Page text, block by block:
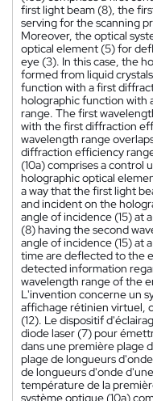
first light beam (8), the
serving for the scanning
Moreover, the optical
optical element (5) for
eye (3). In this case, the
formed from liquid
function with a first
holographic function with
range. The first
with the first diffraction
wavelength range
diffraction efficiency
(10a) comprises a control
holographic optical
a way that the first light
and incident on the
angle of incidence (15) at
(8) having the second
angle of incidence (15) at
time are deflected to the
detected information
wavelength range of the
L'invention concerne un
affichage rétinien virtuel,
(12). Le dispositif
diode laser (7) pour
dans une première plage
plage de longueurs
de longueurs d'onde
température de la
système optique (10a)